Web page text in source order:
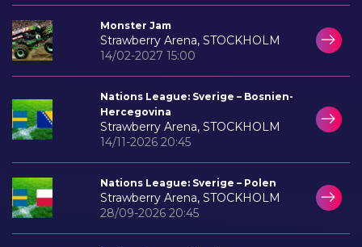
Monster Jam
Strawberry Arena, STOCKHOLM
14/02-2027 15:00
Nations League: Sverige – Bosnien-
Hercegovina
Strawberry Arena, STOCKHOLM
14/11-2026 20:45
Nations League: Sverige – Polen
Strawberry Arena, STOCKHOLM
28/09-2026 20:45